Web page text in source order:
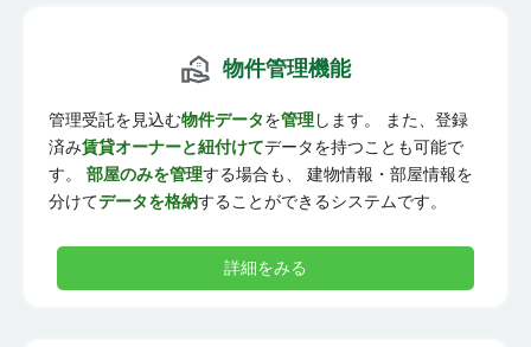
物件管理機能
管理受託を見込む物件データを管理します。 また、登録
済み賃貸オーナーと紐付けてデータを持つことも可能で
す。 部屋のみを管理する場合も、 建物情報・部屋情報を
分けてデータを格納することができるシステムです。
詳細をみる